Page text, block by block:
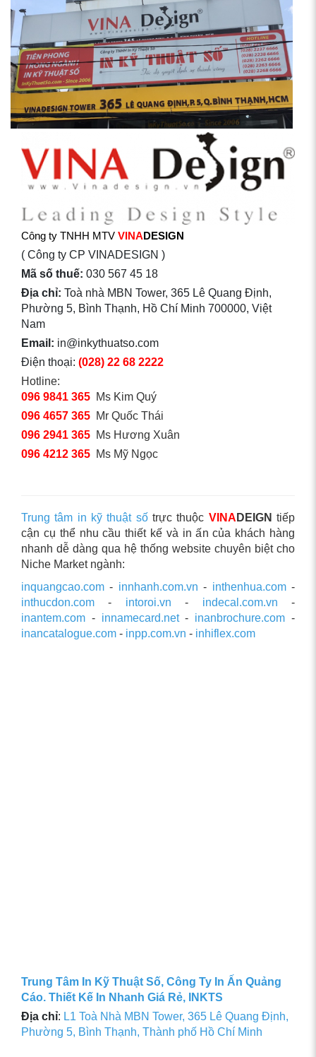
Công ty TNHH MTV VINADESIGN
( Công ty CP VINADESIGN )
Mã số thuế: 030 567 45 18
Địa chỉ: Toà nhà MBN Tower, 365 Lê Quang Định,
Phường 5, Bình Thạnh, Hồ Chí Minh 700000, Việt
Nam
Email: in@inkythuatso.com
Điện thoại: (028) 22 68 2222
Hotline:
096 9841 365 Ms Kim Quý
096 4657 365 Mr Quốc Thái
096 2941 365 Ms Hương Xuân
096 4212 365 Ms Mỹ Ngọc
Trung tâm in kỹ thuật sốtrực thuộc VINA DEIGN tiếp
cận cụ thể nhu cầu thiết kế và in ấn của khách hàng
nhanh dễ dàng qua hệ thống website chuyên biệt cho
Niche Market ngành:
inquangcao.com - innhanh.com.vn - inthenhua.com-
inthucdon.com - intoroi.vn - indecal.com.vn -
inantem.com - innamecard.net- inanbrochure.com -
inancatalogue.com - inpp.com.vn - inhiflex.com
Trung Tâm In Kỹ Thuật Số, Công Ty In Ấn Quảng
Cáo. Thiết Kế In Nhanh Giá Rẻ, INKTS
Địa chỉ: L1 Toà Nhà MBN Tower, 365 Lê Quang Định,
Phường 5, Bình Thạnh, Thành phố Hồ Chí Minh